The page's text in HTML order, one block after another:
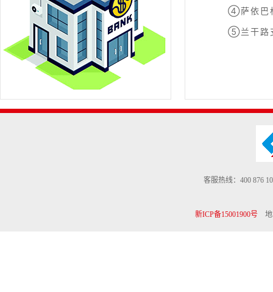
④萨依巴
⑤兰干路
客服热线：400 876
新ICP备15001900号地